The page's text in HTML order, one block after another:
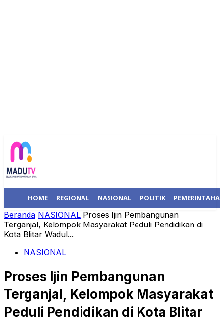
HOME REGIONAL NASIONAL POLITIK
Beranda NASIONAL Proses Ijin Pembangunan
Terganjal, Kelompok Masyarakat Peduli Pendidikan di
Kota Blitar Wadul...
NASIONAL
Proses Ijin Pembangunan
Terganjal, Kelompok Masyarakat
Peduli Pendidikan di Kota Blitar